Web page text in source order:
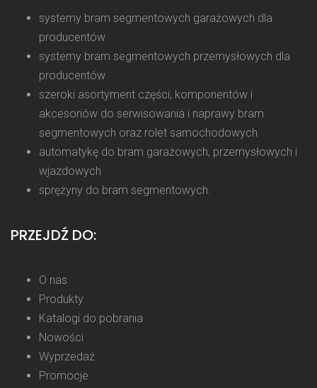
systemy bram segmentowych garażowych dla
producentów
systemy bram segmentowych przemysłowych dla
producentów
szeroki asortyment części, komponentów i
akcesoriów do serwisowania i naprawy bram
segmentowych oraz rolet samochodowych
automatykę do bram garażowych, przemysłowych i
wjazdowych
sprężyny do bram segmentowych.
PRZEJDŹ DO:
O nas
Produkty
Katalogi do pobrania
Nowości
Wyprzedaż
Promocje